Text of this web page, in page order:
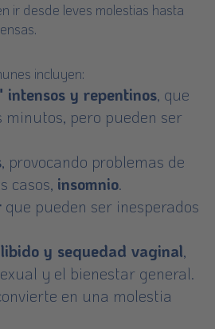
ir desde leves molestias hasta
incluyen:
intensos y repentinos, que
minutos, pero pueden ser
, provocando problemas de
casos, insomnio.
que pueden ser inesperados
y sequedad vaginal,
y el bienestar general.
en una molestia